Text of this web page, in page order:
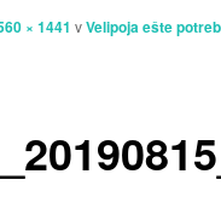
× 1441 vVelipoja ešte